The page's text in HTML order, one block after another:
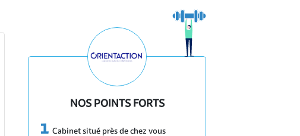
NOS POINTS FORTS
Cabinet situé près de chez vous